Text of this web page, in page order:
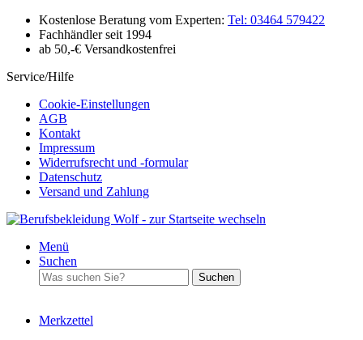
Kostenlose Beratung vom Experten: Tel: 03464 579422
Fachhändler seit 1994
ab 50,-€ Versandkostenfrei
Service/Hilfe
Cookie-Einstellungen
AGB
Kontakt
Impressum
Widerrufsrecht und -formular
Datenschutz
Versand und Zahlung
Menü
Suchen
Suchen
Merkzettel